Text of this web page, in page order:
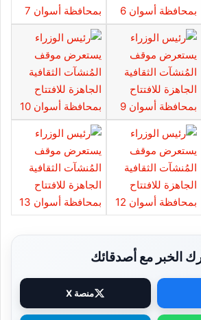
الخبر مع أصدقائك
منصة X